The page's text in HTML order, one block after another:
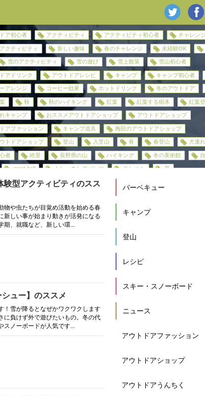
ア初心者 アクティビティ アクティビティ初心者 チャレンジ
クティビティ 新しい趣味 春のチャレンジ 未経験OK
雪のアクティビティ 雪の遊び 雪上散策 雪山初心者
アドリンク アウトドアレシピ キャンプ キャンプ初心者
アレンジ コーヒー効果 ホットドリンク 冬のアウトドア
秋 秋のハイキング 紅葉 紅葉する樹木 紅葉
キャンプ おススメアウトドアショップ アウトドアショップ
アファッション キャンプ道具 梅田のアウトドアショップ
トドアショップ 登山 入笠山 春 春登山 犬連
者 絶景 長野県の山 ハイキング 冬の美術館
mont-bell トレッキングパンツ モンベル 夏
験型アクティビティのスス
物や虫たちが目覚め活動を始める春
新しい事が始まり動きが活発になる
期、就職など、新しい環...
ュー】のススメ
！雪が降るとなぜかワクワクします
に負けず外で遊びたいもの。冬の代
スノーボードが人気です...
バーベキュー
キャンプ
登山
レシピ
スキー・スノーボード
ニュース
アウトドアファッション
アウトドアショップ
アウトドアうんちく